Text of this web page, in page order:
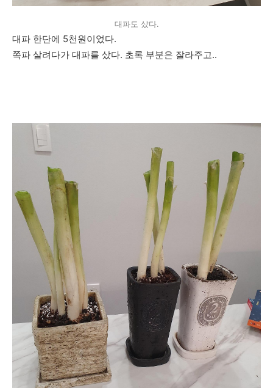
대파도 샀다.
대파 한단에 5천원이었다.
쪽파 살려다가 대파를 샀다. 초록 부분은 잘라주고..